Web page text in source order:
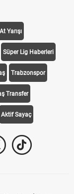
At Yarışı
Süper Lig Haberleri
Trabzonspor
Transfer
Aktif Sayaç